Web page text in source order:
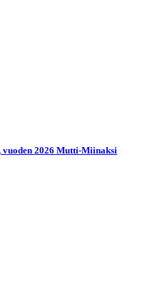
2026 Mutti-Miinaksi